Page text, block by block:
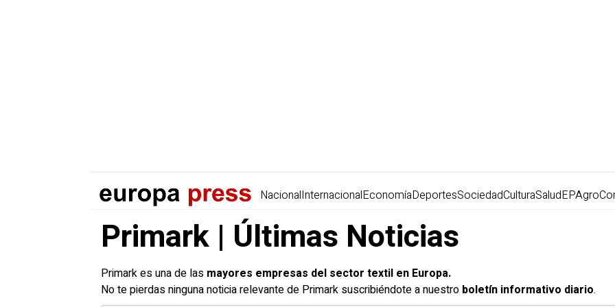
NacionalInternacionalEconomíaDeportesSociedadCulturaSaludEPAgro
Primark | Últimas Noticias
Primark es una de las mayores empresas del sector textil en Europa.
No te pierdas ninguna noticia relevante de Primark suscribiéndote a nuestro boletín informativo diario.